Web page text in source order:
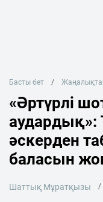
Басты бет
«Әртүрлі
аудардық»:
әскерден
баласын
Шаттық Мұратқызы